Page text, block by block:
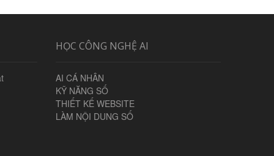
HỌC CÔNG NGHỆ AI
AI CÁ NHÂN
KỸ NĂNG SỐ
THIẾT KẾ WEBSITE
LÀM NỘI DUNG SỐ